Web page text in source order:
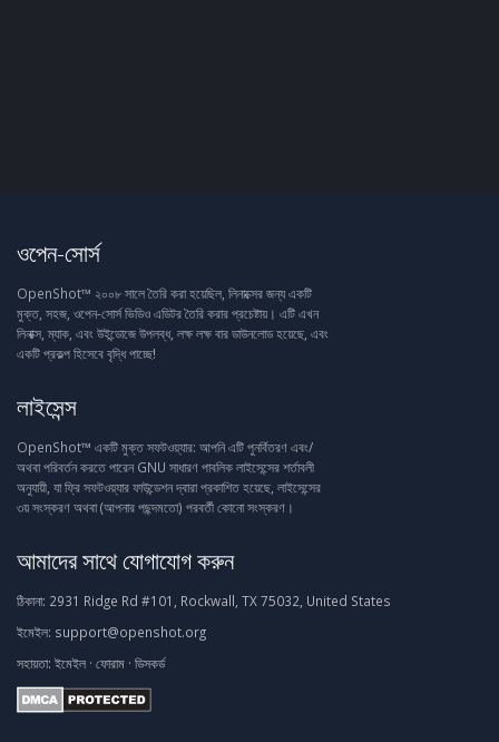
ওপেন-সোর্স
OpenShot™ ২০০৮ সালে তৈরি করা হয়েছিল, লিনাক্সের জন্য একটি
মুক্ত, সহজ, ওপেন-সোর্স ভিডিও এডিটর তৈরি করার প্রচেষ্টায়। এটি এখন
লিনাক্স, ম্যাক, এবং উইন্ডোজে উপলব্ধ, লক্ষ লক্ষ বার ডাউনলোড হয়েছে, এবং
একটি প্রকল্প হিসেবে বৃদ্ধি পাচ্ছে!
লাইসেন্স
OpenShot™ একটি মুক্ত সফটওয়্যার: আপনি এটি পুনর্বিতরণ এবং/
অথবা পরিবর্তন করতে পারেন GNU সাধারণ পাবলিক লাইসেন্সের শর্তাবলী
অনুযায়ী, যা ফ্রি সফটওয়্যার ফাউন্ডেশন দ্বারা প্রকাশিত হয়েছে, লাইসেন্সের
৩য় সংস্করণ অথবা (আপনার পছন্দমতো) পরবর্তী কোনো সংস্করণ।
আমাদের সাথে যোগাযোগ করুন
ঠিকানা: 2931 Ridge Rd #101, Rockwall, TX 75032, United States
ইমেইল: support@openshot.org
সহায়তা: ইমেইল · ফোরাম · ডিসকর্ড